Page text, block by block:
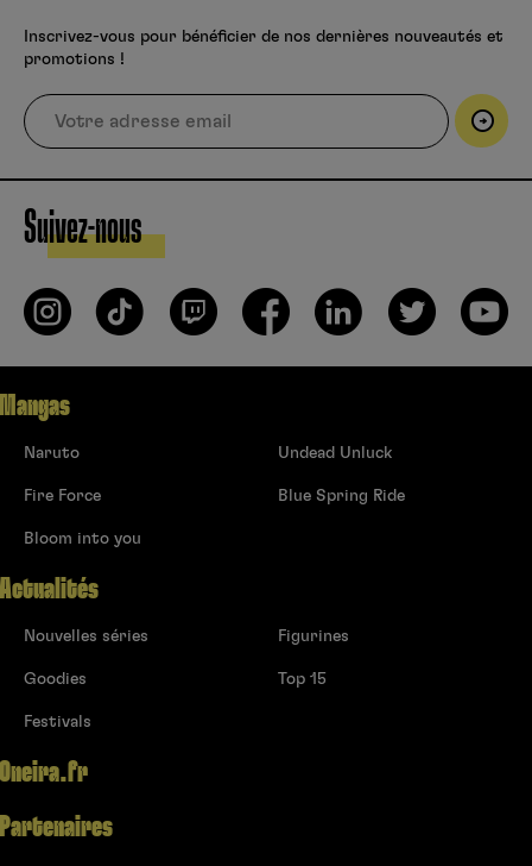
Inscrivez-vous pour bénéficier de nos dernières nouveautés et
promotions !
Suivez-nous
Mangas
Naruto
Fire Force
Bloom into you
Undead Unluck
Blue Spring Ride
Actualités
Nouvelles séries
Goodies
Festivals
Figurines
Top 15
Oneira.fr
Partenaires